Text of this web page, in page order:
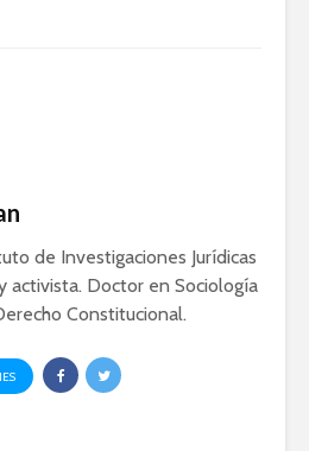
de Investigaciones Jurídicas
activista. Doctor en Sociología
Constitucional.